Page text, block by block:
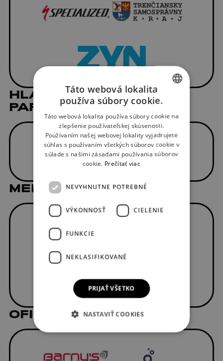
HLAVNÝ MEDIÁLNY
PARTNER
MEDIÁLNI PARTNERI
OFICIÁLNI DODÁVATELIA
SLOVAK
ENGLISH
Táto webová lokalita
používa súbory cookie.
Táto webová lokalita používa súbory cookie na
zlepšenie používateľskej skúsenosti.
Používaním našej webovej lokality vyjadrujete
súhlas s používaním všetkých súborov cookie v
súlade s našimi zásadami používania súborov
cookie. Prečítať viac
NEVYHNUTNE POTREBNÉ
VÝKONNOSŤ CIELENIE
FUNKCIE
NEKLASIFIKOVANÉ
PRIJAŤ VŠETKO
NASTAVIŤ COOKIES